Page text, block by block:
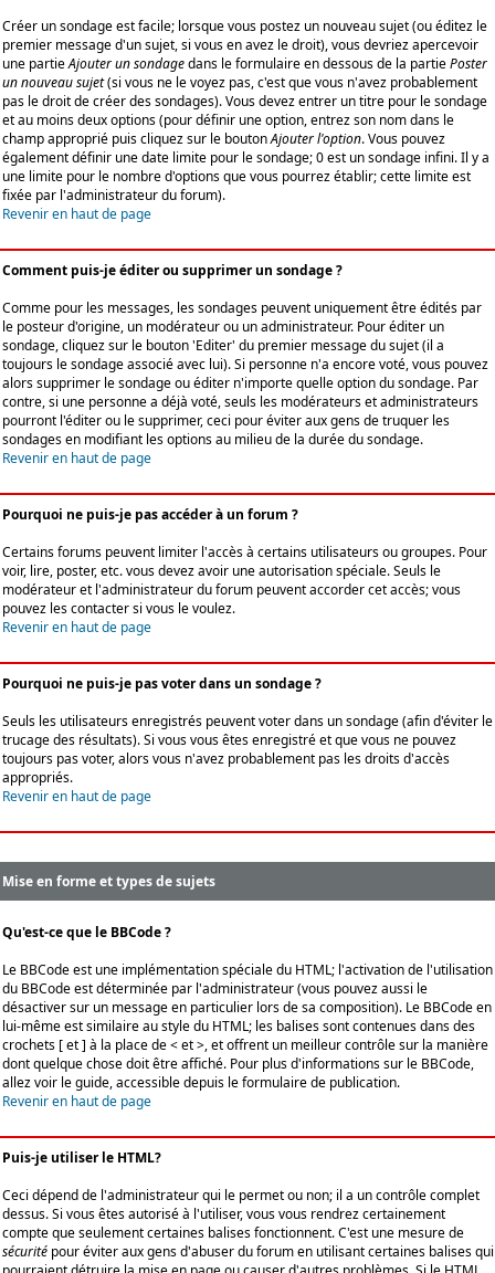
Créer un sondage est facile; lorsque vous postez un nouveau sujet (ou éditez le
premier message d'un sujet, si vous en avez le droit), vous devriez apercevoir
une partieAjouter un sondagedans le formulaire en dessous de la partiePoster
un nouveau sujet(si vous ne le voyez pas, c'est que vous n'avez probablement
pas le droit de créer des sondages). Vous devez entrer un titre pour le sondage
et au moins deux options (pour définir une option, entrez son nom dans le
champ approprié puis cliquez sur le boutonAjouter l'option. Vous pouvez
également définir une date limite pour le sondage; 0 est un sondage infini. Il y a
une limite pour le nombre d'options que vous pourrez établir; cette limite est
fixée par l'administrateur du forum).
Revenir en haut de page
Comment puis-je éditer ou supprimer un sondage ?
Comme pour les messages, les sondages peuvent uniquement être édités par
le posteur d'origine, un modérateur ou un administrateur. Pour éditer un
sondage, cliquez sur le bouton 'Editer' du premier message du sujet (il a
toujours le sondage associé avec lui). Si personne n'a encore voté, vous pouvez
alors supprimer le sondage ou éditer n'importe quelle option du sondage. Par
contre, si une personne a déjà voté, seuls les modérateurs et administrateurs
pourront l'éditer ou le supprimer, ceci pour éviter aux gens de truquer les
sondages en modifiant les options au milieu de la durée du sondage.
Revenir en haut de page
Pourquoi ne puis-je pas accéder à un forum ?
Certains forums peuvent limiter l'accès à certains utilisateurs ou groupes. Pour
voir, lire, poster, etc. vous devez avoir une autorisation spéciale. Seuls le
modérateur et l'administrateur du forum peuvent accorder cet accès; vous
pouvez les contacter si vous le voulez.
Revenir en haut de page
Pourquoi ne puis-je pas voter dans un sondage ?
Seuls les utilisateurs enregistrés peuvent voter dans un sondage (afin d'éviter le
trucage des résultats). Si vous vous êtes enregistré et que vous ne pouvez
toujours pas voter, alors vous n'avez probablement pas les droits d'accès
appropriés.
Revenir en haut de page
Mise en forme et types de sujets
Qu'est-ce que le BBCode ?
Le BBCode est une implémentation spéciale du HTML; l'activation de l'utilisation
du BBCode est déterminée par l'administrateur (vous pouvez aussi le
désactiver sur un message en particulier lors de sa composition). Le BBCode en
lui-même est similaire au style du HTML; les balises sont contenues dans des
crochets [ et ] à la place de < et >, et offrent un meilleur contrôle sur la manière
dont quelque chose doit être affiché. Pour plus d'informations sur le BBCode,
allez voir le guide, accessible depuis le formulaire de publication.
Revenir en haut de page
Puis-je utiliser le HTML?
Ceci dépend de l'administrateur qui le permet ou non; il a un contrôle complet
dessus. Si vous êtes autorisé à l'utiliser, vous vous rendrez certainement
compte que seulement certaines balises fonctionnent. C'est une mesure de
sécurité pour éviter aux gens d'abuser du forum en utilisant certaines balises qui